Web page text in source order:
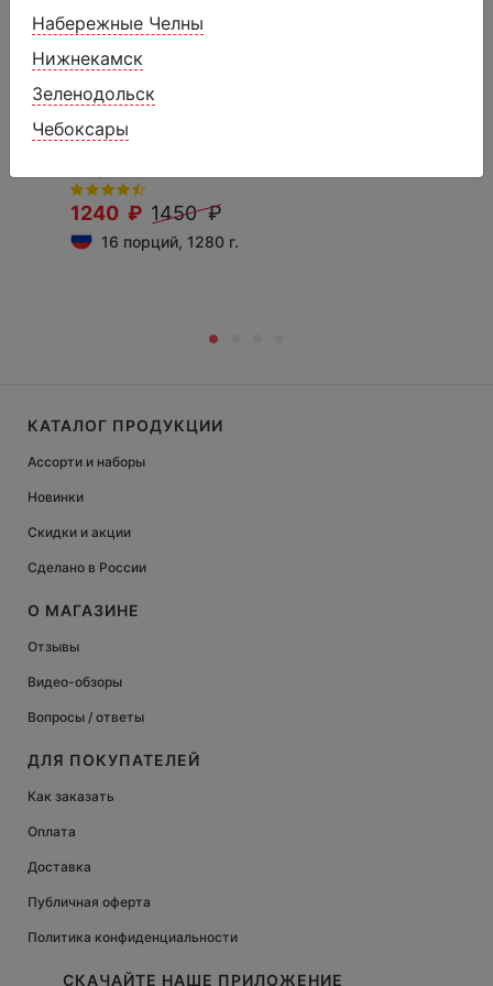
Набережные Челны
Нижнекамск
Зеленодольск
Чебоксары
Брикет крем-брюле на сахарных
1240 ₽ 1450 ₽
16 порций, 1280 г.
СКАЧАЙТЕ НАШЕ ПРИЛОЖЕНИЕ
КАТАЛОГ ПРОДУКЦИИ
Ассорти и наборы
Новинки
Скидки и акции
Сделано в России
О МАГАЗИНЕ
Отзывы
Видео-обзоры
Вопросы / ответы
ДЛЯ ПОКУПАТЕЛЕЙ
Как заказать
Оплата
Доставка
Публичная оферта
Политика конфиденциальности